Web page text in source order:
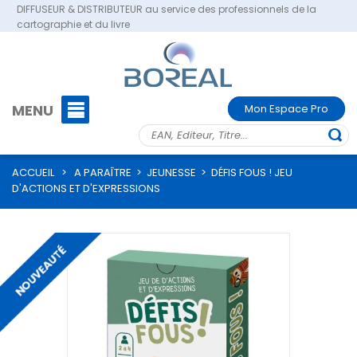
DIFFUSEUR & DISTRIBUTEUR au service des professionnels de la
cartographie et du livre
MENU Mon Espace Pro
ACCUEIL > A PARAÎTRE > JEUNESSE > DÉFIS FOUS ! JEU
D'ACTIONS ET D'EXPRESSIONS